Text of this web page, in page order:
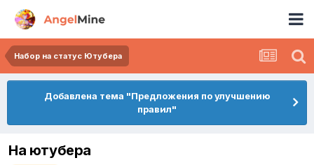
Набор на статус Ютубера
Добавлена тема "Предложения по улучшению
правил"
На ютубера